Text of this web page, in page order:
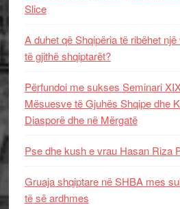
Slice
A duhet që Shqipëria të ribëhet
të gjithë shqiptarët?
Përfundoi me sukses Seminari
Mësuesve të Gjuhës Shqipe dhe
Diasporë dhe në Mërgatë
Pse dhe kush e vrau Hasan Riza
Gruaja shqiptare në SHBA mes
të së ardhmes